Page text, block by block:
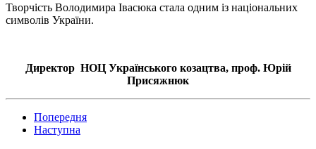
Творчість Володимира Івасюка стала одним із національних
символів України.
Директор НОЦ Українського козацтва, проф. Юрій
Присяжнюк
Попередня
Наступна